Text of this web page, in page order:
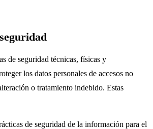
de seguridad técnicas, físicas y
los datos personales de accesos no
o tratamiento indebido. Estas
de seguridad de la información para el